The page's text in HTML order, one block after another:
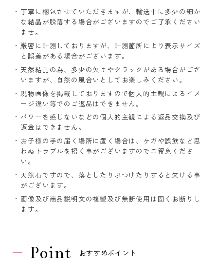
丁寧に梱包させていただきますが、輸送中に多少の細か
な結晶が脱落する場合がございますのでご了承ください
ませ。
厳密に計測しておりますが、計測箇所により表示サイズ
と誤差がある場合がございます。
天然結晶の為、多少の欠けやクラックがある場合がござ
いますが、自然の風合いとしてお楽しみください。
現物画像を掲載しておりますので個人的主観によるイメ
ージ違い等でのご返品はできません。
パワーを感じないなどの個人的主観による返品交換及び
返金はできません。
お子様の手の届く場所に置く場合は、ケガや誤飲など思
わぬトラブルを招く事がございますのでご留意くださ
い。
天然石ですので、落としたりぶつけたりすると欠ける事
がございます。
画像及び商品説明文の複製及び無断使用は固くお断りし
ます。
Point おすすめポイント